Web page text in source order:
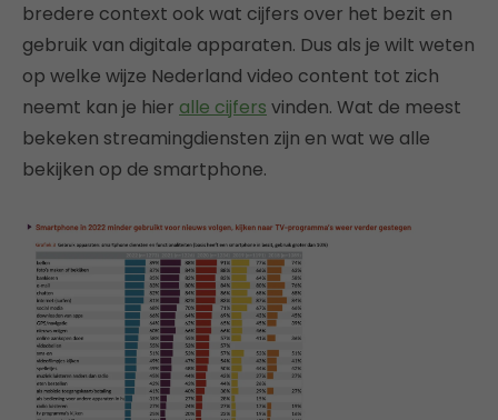
bredere context ook wat cijfers over het bezit en
gebruik van digitale apparaten. Dus als je wilt weten
op welke wijze Nederland video content tot zich
neemt kan je hier alle cijfers vinden. Wat de meest
bekeken streamingdiensten zijn en wat we alle
bekijken op de smartphone.